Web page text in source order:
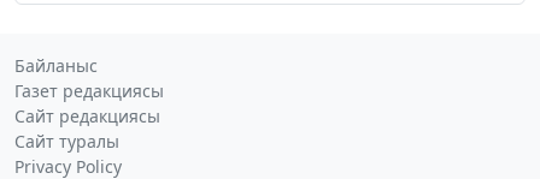
Байланыс
Газет редакциясы
Сайт редакциясы
Сайт туралы
Privacy Policy